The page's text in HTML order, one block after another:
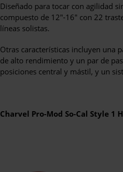
Diseñado para tocar con agilidad
compuesto de 12″-16″ con 22
líneas solistas.
Otras características incluyen una
de alto rendimiento y un par de
posiciones central y mástil, y un
Charvel Pro-Mod So-Cal Style 1